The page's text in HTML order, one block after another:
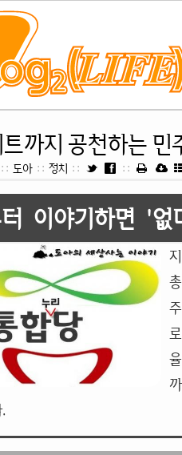
까지 공천하는 민
도아 :: 정치 :: ::
이야기하면 '없